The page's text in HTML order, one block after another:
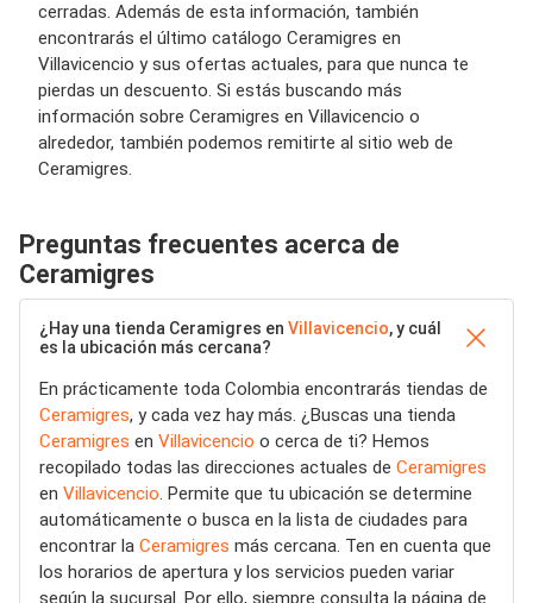
cerradas. Además de esta información, también
encontrarás el último catálogo Ceramigres en
Villavicencio y sus ofertas actuales, para que nunca te
pierdas un descuento. Si estás buscando más
información sobre Ceramigres en Villavicencio o
alrededor, también podemos remitirte al sitio web de
Ceramigres.
Preguntas frecuentes acerca de
Ceramigres
¿Hay una tienda Ceramigres en Villavicencio, y cuál
es la ubicación más cercana?
En prácticamente toda Colombia encontrarás tiendas de
Ceramigres, y cada vez hay más. ¿Buscas una tienda
Ceramigres en Villavicencio o cerca de ti? Hemos
recopilado todas las direcciones actuales de Ceramigres
en Villavicencio. Permite que tu ubicación se determine
automáticamente o busca en la lista de ciudades para
encontrar la Ceramigres más cercana. Ten en cuenta que
los horarios de apertura y los servicios pueden variar
según la sucursal. Por ello, siempre consulta la página de